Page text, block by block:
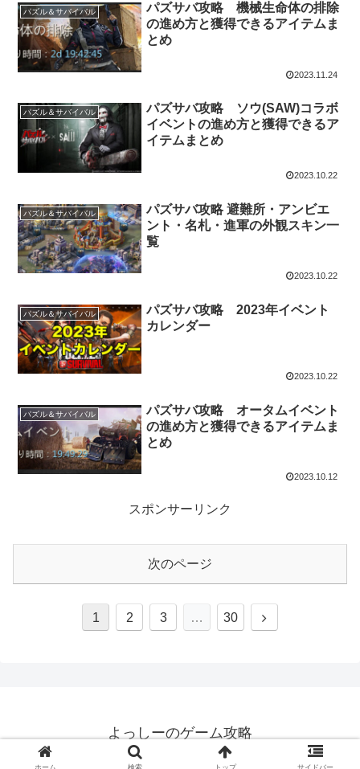
パズル＆サバイバル
パズサバ攻略 機械生命体の排除
の進め方と獲得できるアイテムま
とめ
2023.11.24
パズル＆サバイバル
パズサバ攻略 ソウ(SAW)コラボ
イベントの進め方と獲得できるア
イテムまとめ
2023.10.22
パズル＆サバイバル
パズサバ攻略 避難所・アンビエ
ント・名札・進軍の外観スキン一
覧
2023.10.22
パズル＆サバイバル
パズサバ攻略 2023年イベント
カレンダー
2023.10.22
パズル＆サバイバル
パズサバ攻略 オータムイベント
の進め方と獲得できるアイテムま
とめ
2023.10.12
スポンサーリンク
次のページ
1 2 3 … 30
よっしーのゲーム攻略
© 2016 よっしーのゲーム攻略.
ホーム 検索 トップ サイドバー